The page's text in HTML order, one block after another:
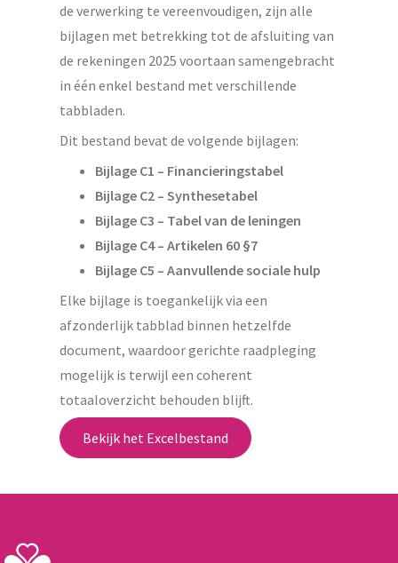
de verwerking te vereenvoudigen, zijn alle
bijlagen met betrekking tot de afsluiting van
de rekeningen 2025 voortaan samengebracht
in één enkel bestand met verschillende
tabbladen.
Dit bestand bevat de volgende bijlagen:
Bijlage C1 – Financieringstabel
Bijlage C2 – Synthesetabel
Bijlage C3 – Tabel van de leningen
Bijlage C4 – Artikelen 60 §7
Bijlage C5 – Aanvullende sociale hulp
Elke bijlage is toegankelijk via een
afzonderlijk tabblad binnen hetzelfde
document, waardoor gerichte raadpleging
mogelijk is terwijl een coherent
totaaloverzicht behouden blijft.
Bekijk het Excelbestand